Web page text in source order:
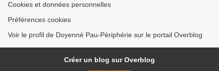
Cookies et données personnelles
Préférences cookies
Voir le profil de Doyenné Pau-Périphérie sur le portail Overblog
Créer un blog sur Overblog